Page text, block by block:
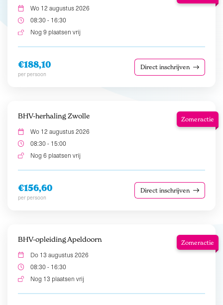
Wo 12 augustus 2026
08:30 - 16:30
Nog 9 plaatsen vrij
€188,10
per persoon
Direct inschrijven
Zomeractie
BHV-herhaling Zwolle
Wo 12 augustus 2026
08:30 - 15:00
Nog 6 plaatsen vrij
€156,60
per persoon
Direct inschrijven
Zomeractie
BHV-opleiding Apeldoorn
Do 13 augustus 2026
08:30 - 16:30
Nog 13 plaatsen vrij